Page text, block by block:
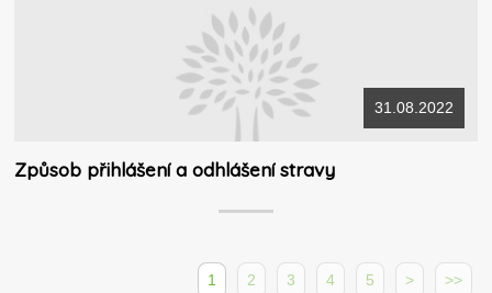
31.08.2022
Způsob přihlášení a odhlášení stravy
1 2 3 4 5 > >>